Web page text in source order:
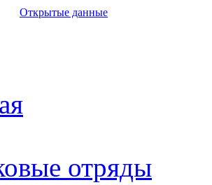
Открытые данные
отряды